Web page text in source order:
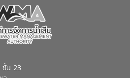
(อจน.) มาผสานกับประสบการณ์และ
เทคโนโลยีโครงข่ายน้ำครบวงจรในพื้นที่ EEC
ของอีสท์ วอเตอร์ เพื่อร่วมกันศึกษา
เทคโนโลยีการปรับปรุงคุณภาพน้ำ (Water
Reuse) และพัฒนารูปแบบการดำเนินงาน
ใช้น้ำที่พุ่งสูงขึ้นจากการขยายตัวของ
ชั้น 23